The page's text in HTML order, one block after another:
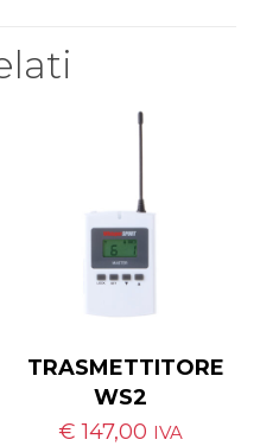
TRASMETTITORE
WS2
€ 147,00 IVA